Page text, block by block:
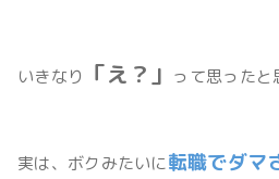
いきなり 「え？」 って思ったと
実は、ボクみたいに転職でダマ